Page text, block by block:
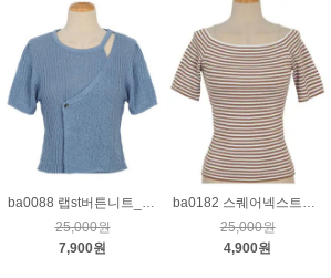
ba0088 랩st버튼니트_블루
25,000원
7,900원
ba0182 스퀘어넥스트라이프니트_베이지
25,000원
4,900원